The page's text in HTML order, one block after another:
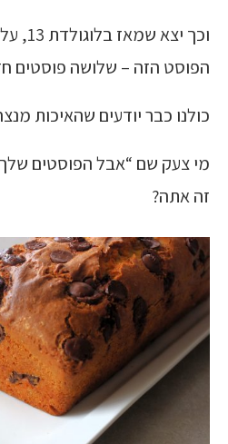
וכך
הפוסט הזה – שלושה פוסטים
כולנו כבר יודעים שהאיכות
מי צעק שם “אבל הפוסטים
זה אתה?